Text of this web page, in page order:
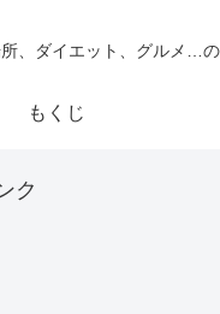
、ダイエット、グルメ…
もくじ
ク